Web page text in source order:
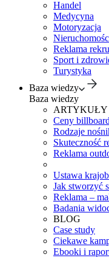
Handel
Medycyna
Motoryzacja
Reklama
Sport i
Turystyka
Baza wiedzy
Baza wiedzy
ARTYKUŁY
Ceny
Rodzaje
Skuteczność
Reklama
Ustawa
Jak stworzyć
Reklama –
Badania
BLOG
Case study
Ciekawe
Ebooki i